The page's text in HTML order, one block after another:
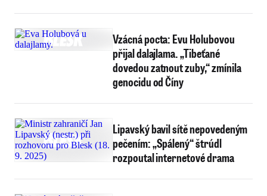
Vzácná pocta: Evu Holubovou
přijal dalajlama. „Tibeťané
dovedou zatnout zuby,“ zmínila
genocidu od Číny
Lipavský bavil sítě nepovedeným
pečením: „Spálený“ štrúdl
rozpoutal internetové drama